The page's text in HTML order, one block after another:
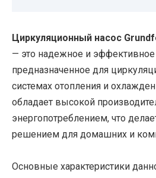
Циркуляционный насос
— это надежное и эффективное
предназначенное для
системах отопления и
обладает высокой
энергопотреблением, что
решением для домашних и
Основные характеристики